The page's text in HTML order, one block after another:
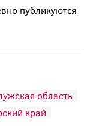
публикуются
область
край